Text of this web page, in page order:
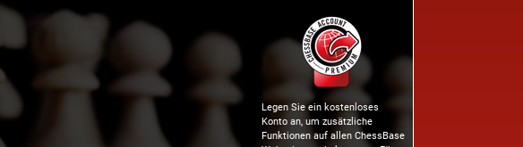
Legen Sie ein kostenloses
Konto an, um zusätzliche
Funktionen auf allen ChessBase